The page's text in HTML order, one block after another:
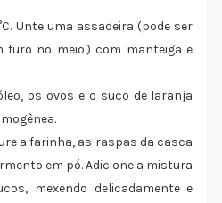
Unte uma assadeira (pode ser
furo no meio.) com manteiga e
os ovos e o suco de laranja
a farinha, as raspas da casca
em pó. Adicione a mistura
mexendo delicadamente e